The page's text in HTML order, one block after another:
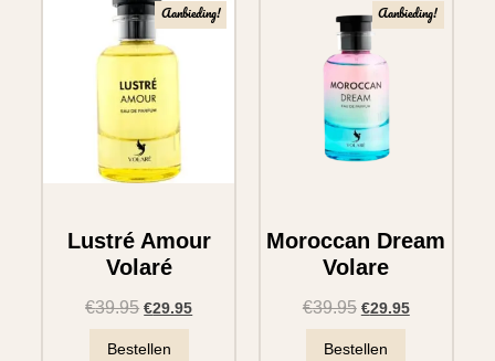
Aanbieding!
Lustré Amour
Volaré
€39.95 €29.95
Bestellen
Aanbieding!
Moroccan Dream
Volare
€39.95 €29.95
Bestellen